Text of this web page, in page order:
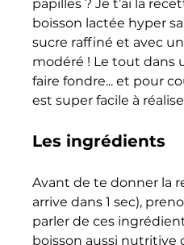
papilles ? Je t’ai la
boisson lactée hyper
sucre raffiné et avec
modéré ! Le tout dans
faire fondre... et pour
est super facile à
Les ingrédients
Avant de te donner la
arrive dans 1 sec),
parler de ces
boisson aussi nutritive